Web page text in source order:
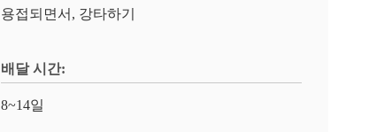
용접되면서, 강타하기
배달 시간:
8~14일